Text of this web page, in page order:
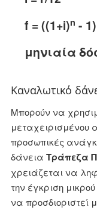
f = ((1+i)n -
μηνιαία
Καναλωτικό
Μπορούν να
μεταχειρισμένου
προσωπικές
δάνεια Τράπεζα
χρειάζεται να
την έγκριση
να προσδιοριστεί